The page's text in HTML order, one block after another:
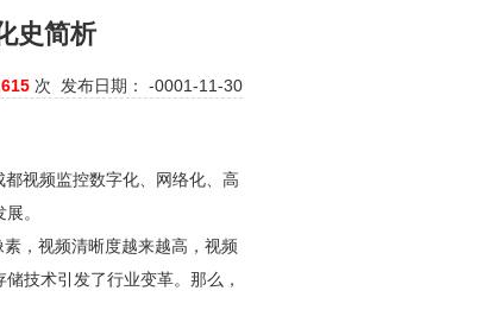
史简析
次 发布日期： -0001-11-30
都视频监控数字化、网络化、高
。
，视频清晰度越来越高，视频
技术引发了行业变革。那么，